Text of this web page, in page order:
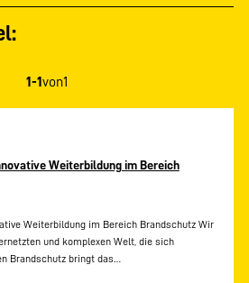
1-1von1
Weiterbildung im Bereich
Weiterbildung im Bereich Brandschutz Wir
und komplexen Welt, die sich
Brandschutz bringt das…